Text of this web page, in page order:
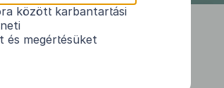
évi CV. törvényegyes
1
között karbantartási
és megértésüket